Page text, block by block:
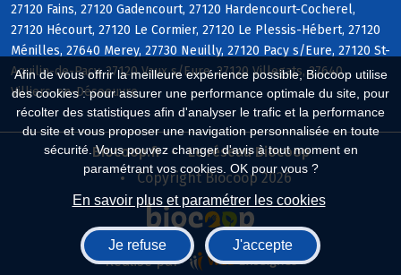
Afin de vous offrir la meilleure expérience possible, Biocoop utilise
des cookies : pour assurer une performance optimale du site, pour
récolter des statistiques afin d'analyser le trafic et la performance
du site et vous proposer une navigation personnalisée en toute
sécurité. Vous pouvez changer d'avis à tout moment en
paramétrant vos cookies. OK pour vous ?
En savoir plus et paramétrer les cookies
Je refuse J'accepte
27120 Fains, 27120 Gadencourt, 27120 Hardencourt-Cocherel,
27120 Hécourt, 27120 Le Cormier, 27120 Le Plessis-Hébert, 27120
Ménilles, 27640 Merey, 27730 Neuilly, 27120 Pacy s/Eure, 27120 St-
Aquilin-de-Pacy, 27120 Vaux s/Eure, 27120 Villegats, 27640
Villiers-en-Désoeuvre
Biocoop.fr
Le réseau Biocoop
Copyright Biocoop 2026
Réalisé par